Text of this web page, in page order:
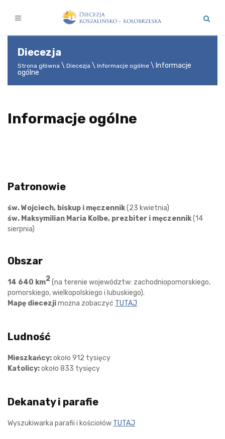
Diecezja
Strona główna Diecezja Informacje ogólne
Informacje
ogólne
Informacje ogólne
Patronowie
św. Wojciech, biskup i męczennik(23 kwietnia)
św. Maksymilian Maria Kolbe, prezbiter i męczennik(14
sierpnia)
Obszar
14 640 km2(na terenie województw: zachodniopomorskiego,
pomorskiego, wielkopolskiego i lubuskiego).
Mapę diecezjimożna zobaczyć TUTAJ
Ludność
Mieszkańcy:około 912 tysięcy
Katolicy:około 833 tysięcy
Dekanaty i parafie
Wyszukiwarka parafii i kościołów TUTAJ